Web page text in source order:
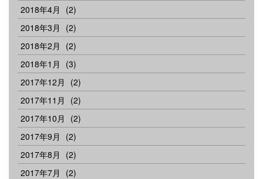
2018年4月
(2)
2018年3月
(2)
2018年2月
(2)
2018年1月
(3)
2017年12月
(2)
2017年11月
(2)
2017年10月
(2)
2017年9月
(2)
2017年8月
(2)
2017年7月
(2)